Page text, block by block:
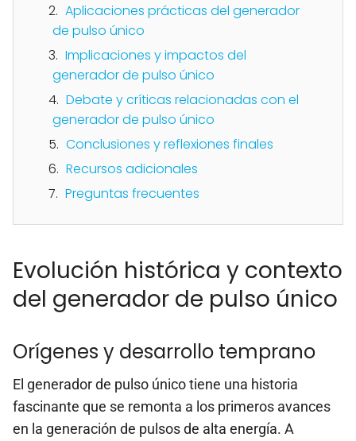
Aplicaciones prácticas del generador
de pulso único
Implicaciones y impactos del
generador de pulso único
Debate y críticas relacionadas con el
generador de pulso único
Conclusiones y reflexiones finales
Recursos adicionales
Preguntas frecuentes
Evolución histórica y contexto
del generador de pulso único
Orígenes y desarrollo temprano
El generador de pulso único tiene una historia
fascinante que se remonta a los primeros avances
en la generación de pulsos de alta energía. A